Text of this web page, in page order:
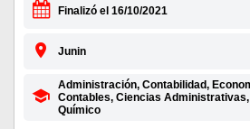
Finalizó el 16/10/2021
Junin
Administración, Contabilidad,
Contables, Ciencias
Químico